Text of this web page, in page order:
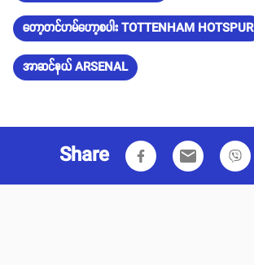
တော့တင်ဟမ်ဟော့စပါး TOTTENHAM HOTSPUR
အာဆင်နယ် ARSENAL
Share email